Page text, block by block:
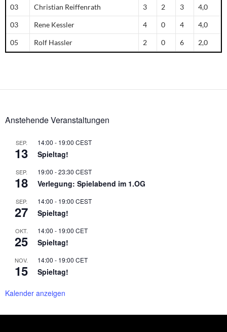
03 Christian Reiffenrath 3 2 3 4,0
03 Rene Kessler 4 0 4 4,0
05 Rolf Hassler 2 0 6 2,0
Anstehende Veranstaltungen
SEP.
13
14:00 - 19:00 CEST
Spieltag!
SEP.
18
19:00 -23:30 CEST
Verlegung: Spielabend im 1.OG
SEP.
27
14:00 - 19:00 CEST
Spieltag!
OKT.
25
14:00 - 19:00 CET
Spieltag!
NOV.
15
14:00 - 19:00 CET
Spieltag!
Kalender anzeigen